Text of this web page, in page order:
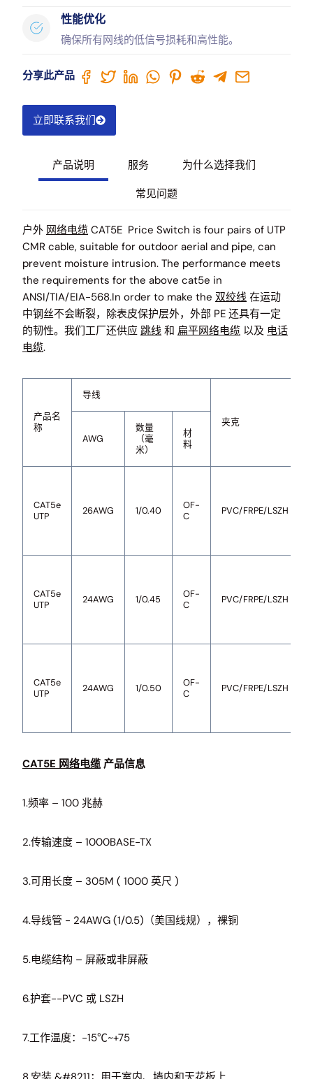
性能优化
确保所有网线的低信号损耗和高性能。
分享此产品
立即联系我们
产品说明 服务 为什么选择我们
常见问题
户外 网络电缆 CAT5E Price Switch is four pairs of UTP
CMR cable, suitable for outdoor aerial and pipe, can
prevent moisture intrusion. The performance meets
the requirements for the above cat5e in
ANSI/TIA/EIA-568.In order to make the 双绞线 在运动
中钢丝不会断裂，除表皮保护层外，外部 PE 还具有一定
的韧性。我们工厂还供应 跳线 和 扁平网络电缆 以及 电话
电缆.
产品名
称
导线
夹克
AWG
数量
（毫
米）
材
料
CAT5e
UTP
26AWG 1/0.40
OF-
C
PVC/FRPE/LSZH
CAT5e
UTP
24AWG 1/0.45
OF-
C
PVC/FRPE/LSZH
CAT5e
UTP
24AWG 1/0.50
OF-
C
PVC/FRPE/LSZH
CAT5E 网络电缆 产品信息
1.频率 – 100 兆赫
2.传输速度 – 1000BASE-TX
3.可用长度 – 305M ( 1000 英尺 )
4.导线管 - 24AWG (1/0.5)（美国线规），裸铜
5.电缆结构 – 屏蔽或非屏蔽
6.护套--PVC 或 LSZH
7.工作温度：-15℃~+75